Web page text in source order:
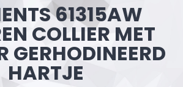
61315AW
COLLIER MET
GERHODINEERD
HARTJE